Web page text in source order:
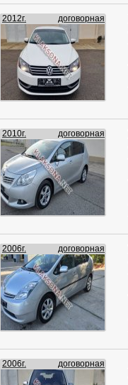
2012г. договорная
2010г. договорная
2006г. договорная
2006г. договорная